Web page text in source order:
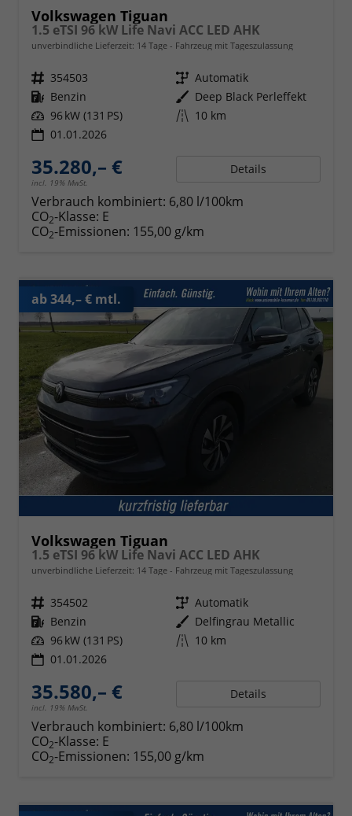
Volkswagen Tiguan
1.5 eTSI 96 kW Life Navi ACC LED AHK
unverbindliche Lieferzeit: 14 Tage Fahrzeug mit Tageszulassung
Fahrzeugnr. 354503 Getriebe Automatik
Kraftstoff Benzin Außenfarbe Deep Black Perleffekt
Leistung 96 kW (131 PS) Kilometerstand 10 km
01.01.2026
35.280,– €
incl. 19% MwSt.
Details
Verbrauch kombiniert: 6,80 l/100km
CO2-Klasse: E
CO2-Emissionen: 155,00 g/km
ab 344,– € mtl.
Volkswagen Tiguan
1.5 eTSI 96 kW Life Navi ACC LED AHK
unverbindliche Lieferzeit: 14 Tage Fahrzeug mit Tageszulassung
Fahrzeugnr. 354502 Getriebe Automatik
Kraftstoff Benzin Außenfarbe Delfingrau Metallic
Leistung 96 kW (131 PS) Kilometerstand 10 km
01.01.2026
35.580,– €
incl. 19% MwSt.
Details
Verbrauch kombiniert: 6,80 l/100km
CO2-Klasse: E
CO2-Emissionen: 155,00 g/km